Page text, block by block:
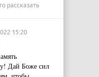
рассказать
15:20
Дай Боже сил